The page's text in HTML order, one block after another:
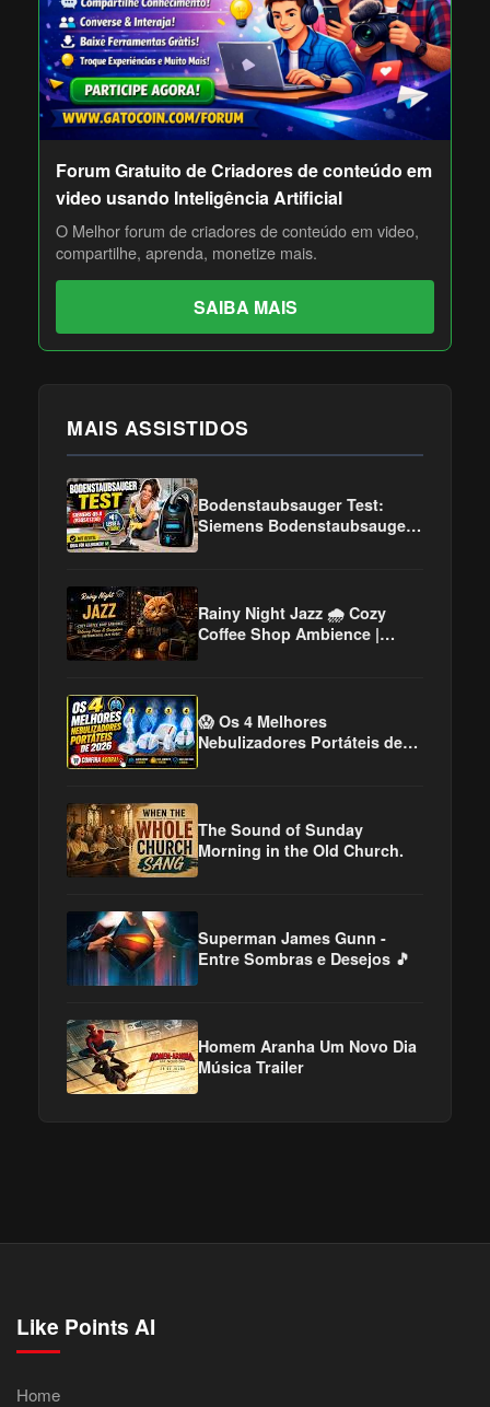
Forum Gratuito de Criadores de conteúdo em
video usando Inteligência Artificial
O Melhor forum de criadores de conteúdo em video,
compartilhe, aprenda, monetize mais.
SAIBA MAIS
MAIS ASSISTIDOS
Bodenstaubsauger Test:
Siemens Bodenstaubsauger
Rainy Night Jazz 🌧️ Cozy
Coffee Shop Ambience |
😱 Os 4 Melhores
Nebulizadores Portáteis de
The Sound of Sunday
Morning in the Old Church.
Superman James Gunn -
Entre Sombras e Desejos 🎵
Homem Aranha Um Novo Dia
Música Trailer
Like Points AI
Home